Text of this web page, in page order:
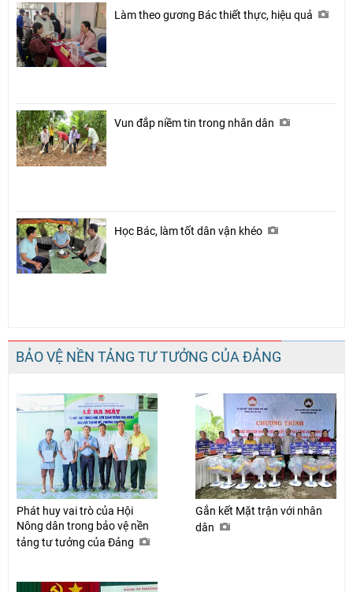
Làm theo gương Bác thiết thực, hiệu quả
Vun đắp niềm tin trong nhân dân
Học Bác, làm tốt dân vận khéo
BẢO VỆ NỀN TẢNG TƯ TƯỞNG CỦA ĐẢNG
Phát huy vai trò của Hội
Nông dân trong bảo vệ nền
tảng tư tưởng của Đảng
Gắn kết Mặt trận với nhân
dân